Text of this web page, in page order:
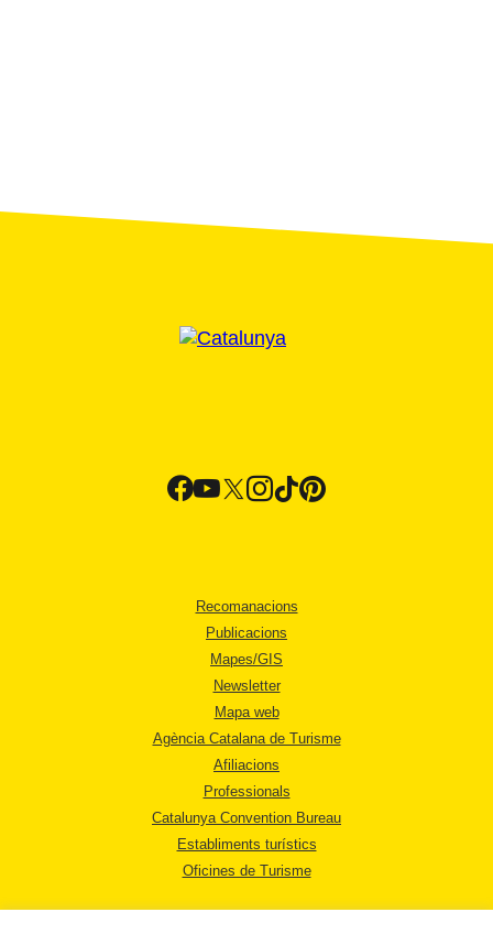
Recomanacions
Publicacions
Mapes/GIS
Newsletter
Mapa web
Agència Catalana de Turisme
Afiliacions
Professionals
Catalunya Convention Bureau
Establiments turístics
Oficines de Turisme